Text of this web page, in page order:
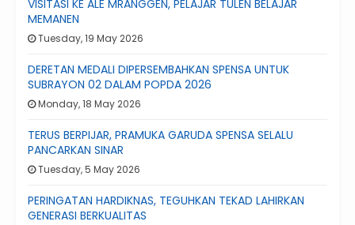
VISITASI KE ALE MRANGGEN, PELAJAR TULEN BELAJAR
MEMANEN
Tuesday, 19 May 2026
DERETAN MEDALI DIPERSEMBAHKAN SPENSA UNTUK
SUBRAYON 02 DALAM POPDA 2026
Monday, 18 May 2026
TERUS BERPIJAR, PRAMUKA GARUDA SPENSA SELALU
PANCARKAN SINAR
Tuesday, 5 May 2026
PERINGATAN HARDIKNAS, TEGUHKAN TEKAD LAHIRKAN
GENERASI BERKUALITAS